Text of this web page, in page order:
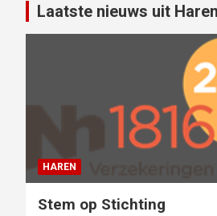
Laatste nieuws uit
HAREN
Stem op Stichting